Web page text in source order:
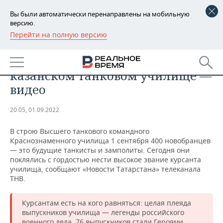
Вы были автоматически перенаправлены на мобильную
версию.
Перейти на полную версию
РЕГИОНЫ
БАШКОРТОСТАН
ТАТАРСТАН
НОВОСТИ
АНАЛИТИКА
ДЕКЛАРАЦИИ О ДОХОДАХ
КОРОЛИ ГОСЗАКАЗА ПФО
ВУЗЫ ТАТАРСТАНА
КОМУ ПРИНАДЛЕЖАТ
ТОРГОВЫЕ ЦЕНТРЫ
ТАТАРСТАНА
НОВОСТИ ЭКОНОМИКИ
ФИНАНСЫ
БАНКИ
БЮДЖЕТ
ИНВЕСТИЦИИ
ПРОМЫШЛЕННОСТЬ
НОВОСТИ
ПРОМЫШЛЕННОСТИ
АГРОПРОМ
МАШИНОСТРОЕНИЕ
НЕДВИЖИМОСТЬ
НОВОСТИ НЕДВИЖИМОСТИ
АВТО
НОВОСТИ АВТО
БИЗНЕС
НОВОСТИ БИЗНЕСА
ТЕХНОЛОГИИ
Как прошел День знаний в
казанском танковом училище —
видео
20:05, 01.09.2022
В строю Высшего танкового командного
Краснознаменного училища 1 сентября 400 новобранцев
— это будущие танкисты и замполиты. Сегодня они
поклялись с гордостью нести высокое звание курсанта
училища, сообщают «Новости Татарстана» телеканала
ТНВ.
Курсантам есть на кого равняться: целая плеяда
выпускников училища — легенды российского